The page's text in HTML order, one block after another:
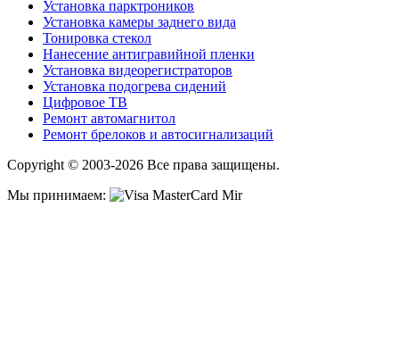
Установка парктроников
Установка камеры заднего вида
Тонировка стекол
Нанесение антигравийной пленки
Установка видеорегистраторов
Установка подогрева сидений
Цифровое ТВ
Ремонт автомагнитол
Ремонт брелоков и автосигнализаций
Copyright © 2003-2026 Все права защищены.
Мы принимаем: